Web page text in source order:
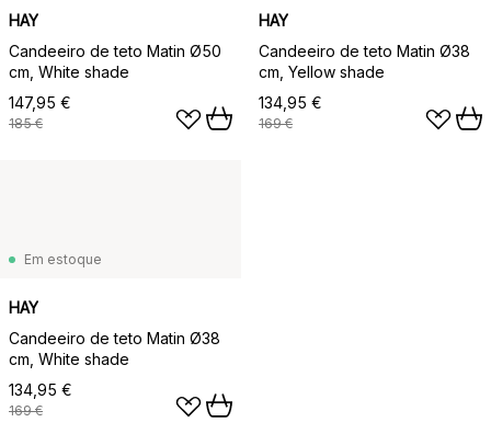
HAY
Candeeiro de teto Matin Ø50
cm, White shade
147,95 €
185 €
HAY
Candeeiro de teto Matin Ø38
cm, Yellow shade
134,95 €
169 €
Em estoque
HAY
Candeeiro de teto Matin Ø38
cm, White shade
134,95 €
169 €